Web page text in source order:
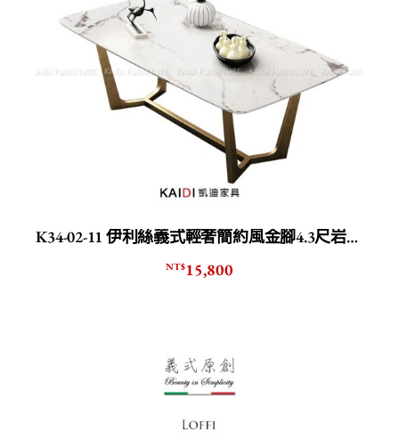
K34-02-11 伊利絲義式輕奢簡約風金腳4.3尺岩板茶几
NT$15,800